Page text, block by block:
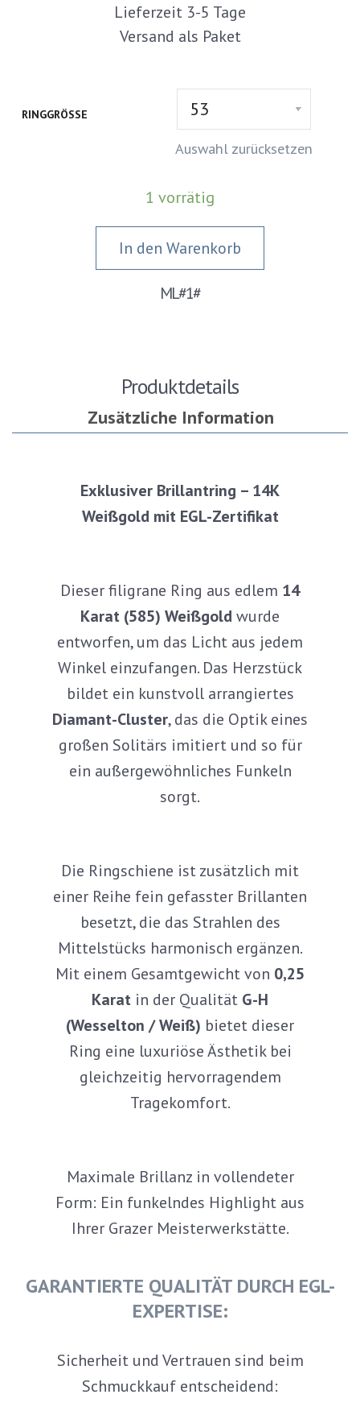
Lieferzeit 3-5 Tage
Versand als Paket
RINGGRÖSSE
Auswahl zurücksetzen
1 vorrätig
In den Warenkorb
ML#1#
Produktdetails
Zusätzliche Information
Exklusiver Brillantring – 14K
Weißgold mit EGL-Zertifikat
Dieser filigrane Ring aus edlem 14
Karat (585) Weißgoldwurde
entworfen, um das Licht aus jedem
Winkel einzufangen. Das Herzstück
bildet ein kunstvoll arrangiertes
Diamant-Cluster, das die Optik eines
großen Solitärs imitiert und so für
ein außergewöhnliches Funkeln
sorgt.
Die Ringschiene ist zusätzlich mit
einer Reihe fein gefasster Brillanten
besetzt, die das Strahlen des
Mittelstücks harmonisch ergänzen.
Mit einem Gesamtgewicht von 0,25
Karat in der Qualität G-H
(Wesselton / Weiß) bietet dieser
Ring eine luxuriöse Ästhetik bei
gleichzeitig hervorragendem
Tragekomfort.
Maximale Brillanz in vollendeter
Form: Ein funkelndes Highlight aus
Ihrer Grazer Meisterwerkstätte.
GARANTIERTE QUALITÄT DURCH EGL-
EXPERTISE:
Sicherheit und Vertrauen sind beim
Schmuckkauf entscheidend: